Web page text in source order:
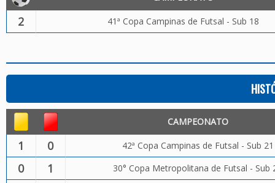
2 41ª Copa Campinas de Futsal - Sub 18
CAMPEONATO
1 0 42ª Copa Campinas de Futsal - Sub 21
0 1 30° Copa Metropolitana de Futsal - Sub